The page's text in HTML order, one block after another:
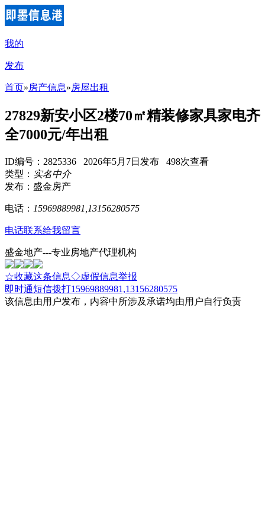
我的
发布
首页»房产信息»房屋出租
27829新安小区2楼70㎡精装修家具家电齐
全7000元/年出租
ID编号：2825336 2026年5月7日发布 498次查看
类型： 实名中介
发布：盛金房产
电话： 15969889981,13156280575
电话联系给我留言
盛金地产---专业房地产代理机构
☆收藏这条信息◇虚假信息举报
即时通短信拨打15969889981,13156280575
该信息由用户发布，内容中所涉及承诺均由用户自行负责